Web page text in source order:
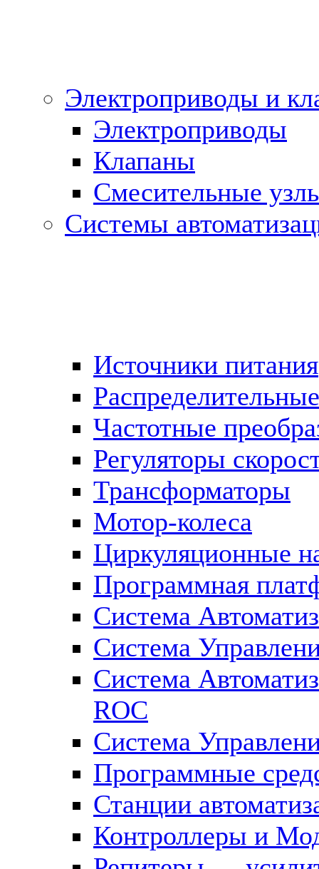
Электроприводы и
Электроприводы
Клапаны
Cмесительные
Системы
Источники питания
Частотные
Регуляторы
Трансформаторы
Мотор-колеса
Циркуляционные
Программная
Система
Система
Система
ROC
Система
Программные
Станции
Контроллеры и